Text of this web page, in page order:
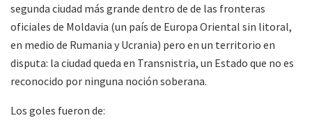
segunda ciudad más grande dentro de de las fronteras
oficiales de Moldavia (un país de Europa Oriental sin litoral,
en medio de Rumania y Ucrania) pero en un territorio en
disputa: la ciudad queda en Transnistria, un Estado que no es
reconocido por ninguna noción soberana.
Los goles fueron de: